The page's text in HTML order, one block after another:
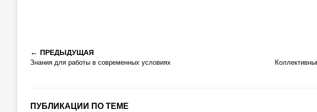
ПРЕДЫДУЩАЯ
Знания для работы в современных условиях
ПУБЛИКАЦИИ ПО ТЕМЕ